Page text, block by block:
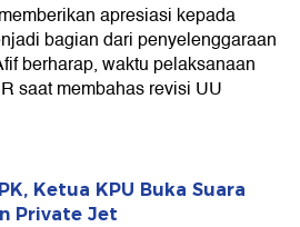
apresiasi kepada
bagian dari penyelenggaraan
berharap, waktu pelaksanaan
saat membahas revisi UU
Ketua KPU Buka Suara
Private Jet